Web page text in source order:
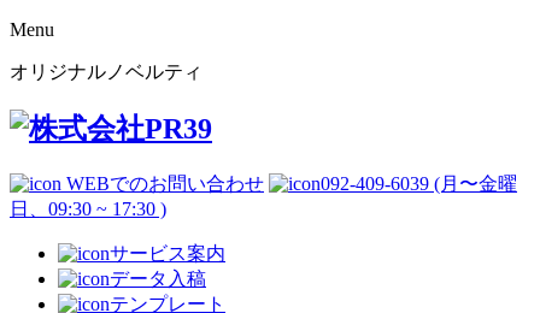
Menu
オリジナルノベルティ
WEBでのお問い合わせ
092-409-6039 (月〜金曜
日、09:30 ~ 17:30 )
サービス案内
データ入稿
テンプレート